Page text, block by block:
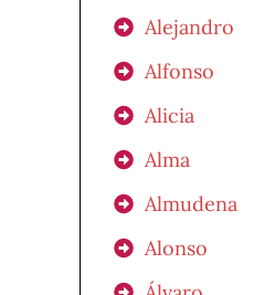
Alejandro
Alfonso
Alicia
Alma
Almudena
Alonso